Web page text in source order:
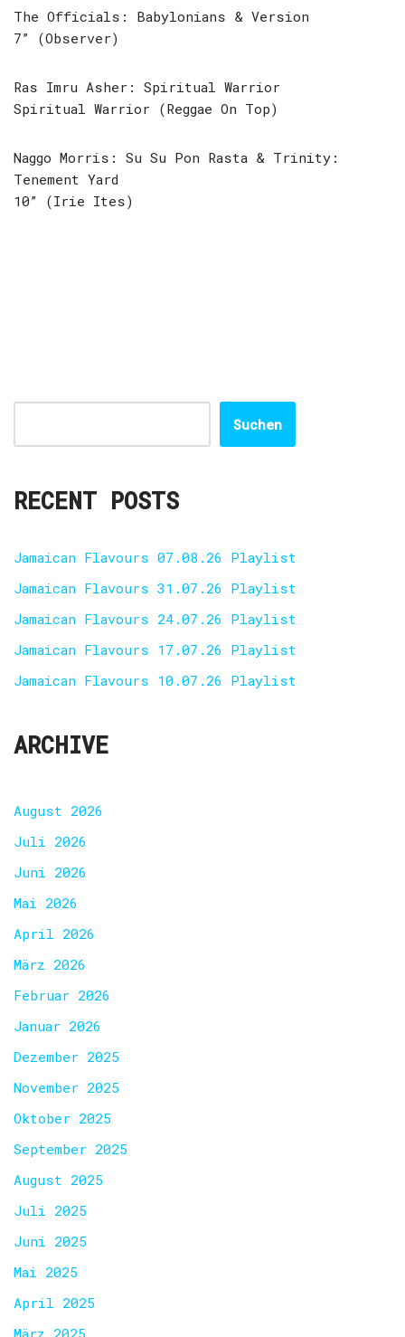
The Officials: Babylonians & Version
7” (Observer)
Ras Imru Asher: Spiritual Warrior
Spiritual Warrior (Reggae On Top)
Naggo Morris: Su Su Pon Rasta & Trinity:
Tenement Yard
10” (Irie Ites)
Suchen
RECENT POSTS
Jamaican Flavours 07.08.26 Playlist
Jamaican Flavours 31.07.26 Playlist
Jamaican Flavours 24.07.26 Playlist
Jamaican Flavours 17.07.26 Playlist
Jamaican Flavours 10.07.26 Playlist
ARCHIVE
August 2026
Juli 2026
Juni 2026
Mai 2026
April 2026
März 2026
Februar 2026
Januar 2026
Dezember 2025
November 2025
Oktober 2025
September 2025
August 2025
Juli 2025
Juni 2025
Mai 2025
April 2025
März 2025